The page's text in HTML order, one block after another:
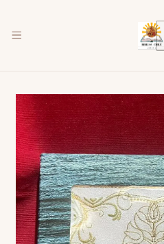
Catalogo
Juego corporal con motivo